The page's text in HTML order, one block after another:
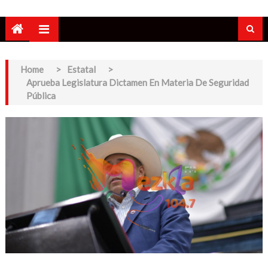
Home > Estatal
>
Aprueba Legislatura Dictamen En Materia De Seguridad
Pública